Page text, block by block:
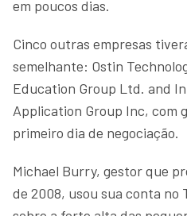
em poucos dias.
Cinco outras empresas
semelhante: Ostin
Education Group Ltd. and
Application Group Inc, com
primeiro dia de negociação.
Michael Burry, gestor que
de 2008, usou sua conta